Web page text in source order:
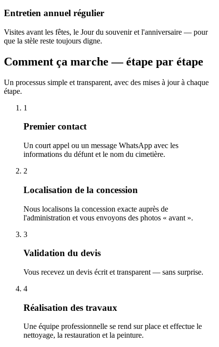
Entretien annuel régulier
Visites avant les fêtes, le Jour du souvenir et l'anniversaire — pour
que la stèle reste toujours digne.
Comment ça marche — étape par étape
Un processus simple et transparent, avec des mises à jour à chaque
étape.
1
Premier contact
Un court appel ou un message WhatsApp avec les
informations du défunt et le nom du cimetière.
2
Localisation de la concession
Nous localisons la concession exacte auprès de
l'administration et vous envoyons des photos « avant ».
3
Validation du devis
Vous recevez un devis écrit et transparent — sans surprise.
4
Réalisation des travaux
Une équipe professionnelle se rend sur place et effectue le
nettoyage, la restauration et la peinture.